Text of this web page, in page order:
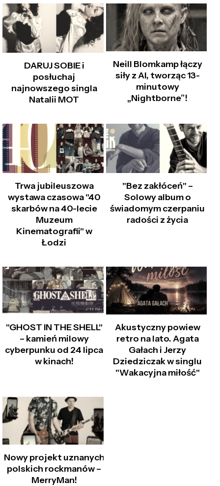
DARUJ SOBIE i
posłuchaj
najnowszego singla
Natalii MOT
Neill Blomkamp łączy
siły z AI, tworząc 13-
minutowy
„Nightborne”!
Trwa jubileuszowa
wystawa czasowa "40
skarbów na 40-lecie
Muzeum
Kinematografii" w
Łodzi
"Bez zakłóceń" –
Solowy album o
świadomym czerpaniu
radości z życia
"GHOST IN THE SHELL"
– kamień milowy
cyberpunku od 24 lipca
w kinach!
Akustyczny powiew
retro na lato. Agata
Gałach i Jerzy
Dziedziczak w singlu
"Wakacyjna miłość"
Nowy projekt uznanych
polskich rockmanów –
MerryMan!